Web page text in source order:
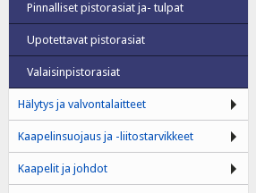
Pinnalliset pistorasiat ja- tulpat
Upotettavat pistorasiat
Valaisinpistorasiat
Hälytys ja valvontalaitteet
Kaapelinsuojaus ja -liitostarvikkeet
Kaapelit ja johdot